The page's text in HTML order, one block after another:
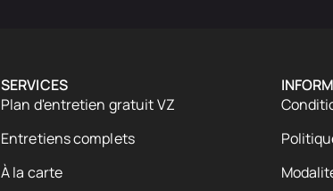
SERVICES
Plan d'entretien gratuit VZ
Entretiens complets
À la carte